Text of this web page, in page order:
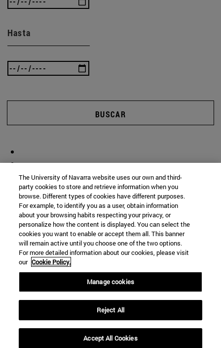
Hasta
BUSCAR
The University of Navarra website uses our own and third-
party cookies to store and retrieve information when you
browse. Different types of cookies have different purposes.
For example, to identify you as a user, obtain information
about your browsing habits respecting your privacy, or
personalize how the content is displayed. You can select the
cookies you want to enable or accept them all. This banner
will remain active until you choose one of the two options.
For more detailed information about our cookies, please visit
our Cookie Policy.
Manage cookies
Reject All
Accept All Cookies